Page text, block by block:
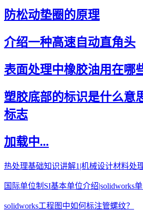
防松动垫圈的原理
介绍一种高速自动直角头
表面处理中橡胶油用在哪
塑胶底部的标识是什么意
标志
加载中...
热处理基础知识讲解1|机械设计材料处
国际单位制SI基本单位介绍|solidworks
solidworks工程图中如何标注管螺纹？